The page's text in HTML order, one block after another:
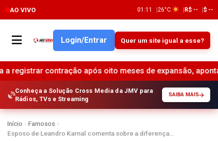
AO VIVO 01:11 26°C R$ -- $ --
Login/Entrar Quer um site igual a esse?
após oito meses de expansão, aponta pesquisa •
Conheça a Solução Cross Media da JMV para
Rádios, TVs e Streaming
SAIBA MAIS
Início › Famosos ›
Esposo de Leandro Karnal comenta sobre a diferença…